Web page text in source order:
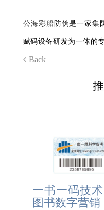
公海彩船 防伪是一家集
赋码设备研发为一体的
Back
一书一码技
图书数字营销